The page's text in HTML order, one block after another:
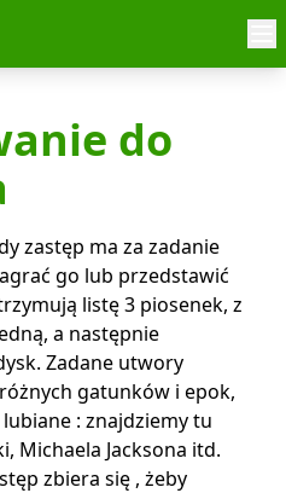
do
zastęp ma za zadanie
go lub przedstawić
listę 3 piosenek, z
a następnie
Zadane utwory
gatunków i epok,
: znajdziemy tu
Michaela Jacksona itd.
zbiera się , żeby